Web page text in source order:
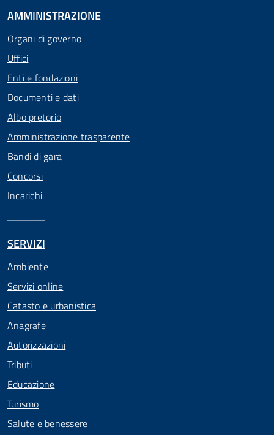
AMMINISTRAZIONE
Organi di governo
Uffici
Enti e fondazioni
Documenti e dati
Albo pretorio
Amministrazione trasparente
Bandi di gara
Concorsi
Incarichi
SERVIZI
Ambiente
Servizi online
Catasto e urbanistica
Anagrafe
Autorizzazioni
Tributi
Educazione
Turismo
Salute e benessere